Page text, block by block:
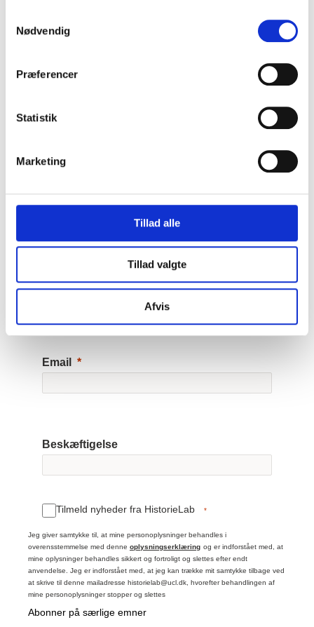
Nødvendig
Præferencer
Statistik
Marketing
Tillad alle
Tillad valgte
Afvis
Fornavn
Efternavn
Email
Beskæftigelse
Tilmeld nyheder fra HistorieLab
Jeg giver samtykke til, at mine personoplysninger behandles i
overensstemmelse med denne oplysningserklæring og er indforstået med, at
mine oplysninger behandles sikkert og fortroligt og slettes efter endt
anvendelse. Jeg er indforstået med, at jeg kan trække mit samtykke tilbage ved
at skrive til denne mailadresse historielab@ucl.dk, hvorefter behandlingen af
mine personoplysninger stopper og slettes
Abonner på særlige emner